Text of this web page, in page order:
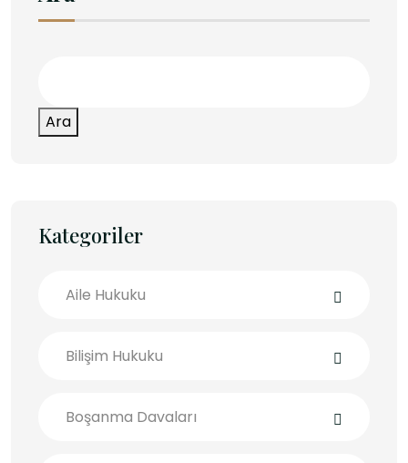
Ara
Kategoriler
Aile Hukuku
Bilişim Hukuku
Boşanma Davaları